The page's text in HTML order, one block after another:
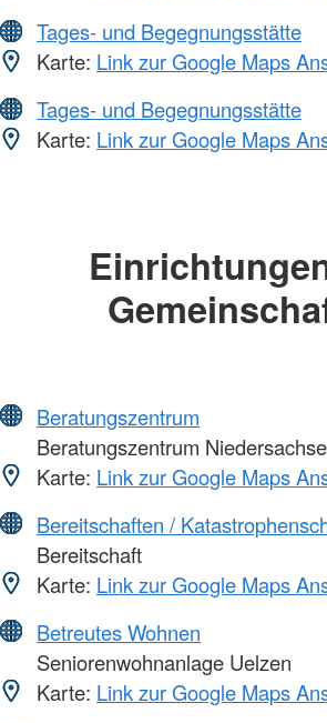
Tages- und Begegnungsstätte
Karte: Link zur Google Maps
Tages- und Begegnungsstätte
Karte: Link zur Google Maps
Beratungszentrum
Beratungszentrum
Karte: Link zur Google Maps
Bereitschaften /
Bereitschaft
Karte: Link zur Google Maps
Betreutes Wohnen
Seniorenwohnanlage Uelzen
Karte: Link zur Google Maps